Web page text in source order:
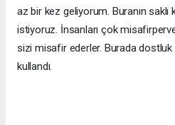
az bir kez geliyorum. Buranın saklı
istiyoruz. İnsanları çok
sizi misafir ederler. Burada
kullandı.